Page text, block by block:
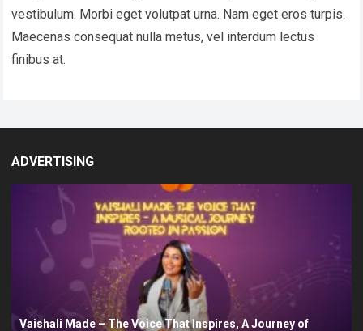
vestibulum. Morbi eget volutpat urna. Nam eget eros turpis.
Maecenas consequat nulla metus, vel interdum lectus
finibus at.
ADVERTISING
Vaishali Made – The Voice That Inspires, A Journey of